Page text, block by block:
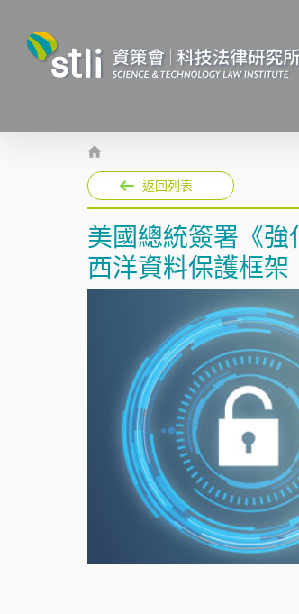
返回列表
美國總統簽署《
西洋資料保護框架